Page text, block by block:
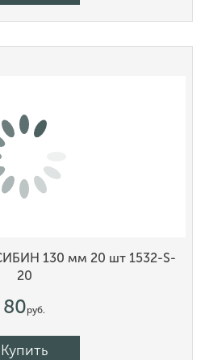
130 мм 20 шт 1532-S-
20
80руб.
Купить